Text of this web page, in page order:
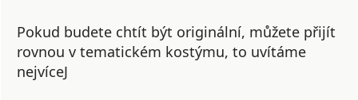
Pokud budete chtít být originální, můžete přijít
rovnou v tematickém kostýmu, to uvítáme
nejvíceJ